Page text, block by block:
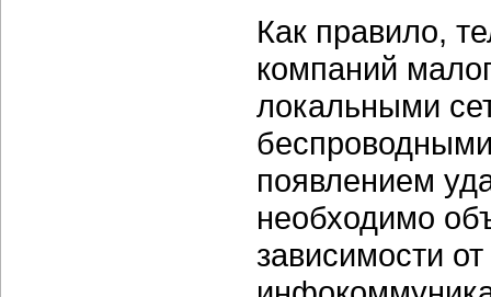
Как правило,
компаний
локальными
появлением
необходимо
зависимости